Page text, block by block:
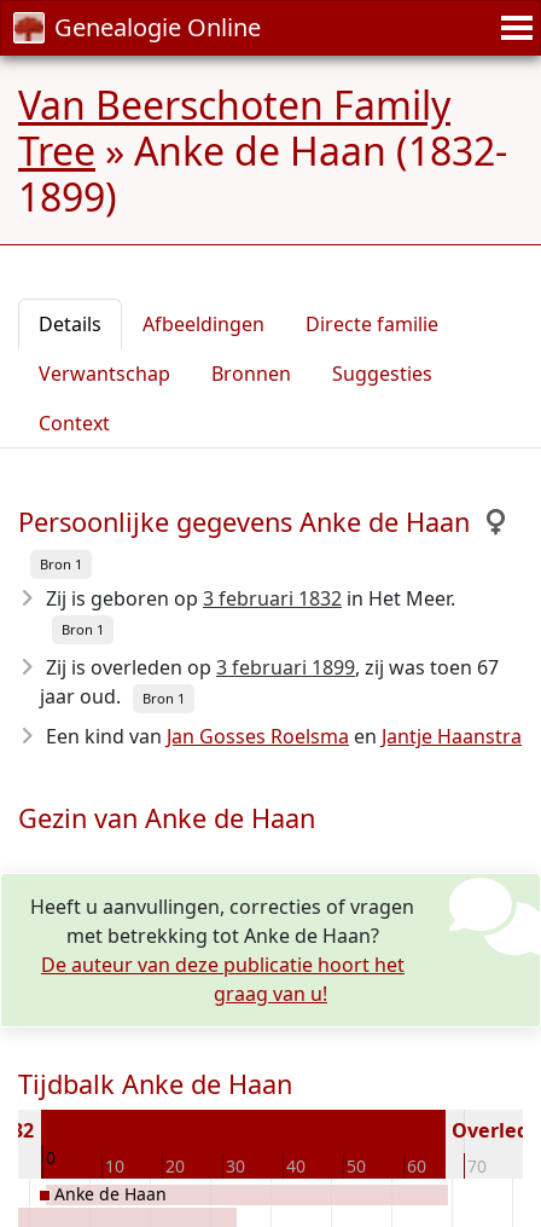
Genealogie Online
Van Beerschoten Family
Tree » Anke de Haan (1832-
1899)
Details Afbeeldingen
Directe familie
Verwantschap
Bronnen
Suggesties
Context
Persoonlijke gegevens Anke de Haan
Bron 1
Zij is geboren op 3 februari 1832 in Het Meer.
Bron 1
Zij is overleden op 3 februari 1899, zij was toen 67
jaar oud.
Bron 1
Een kind van Jan Gosses Roelsma en Jantje Haanstra
Gezin van Anke de Haan
Heeft u aanvullingen, correcties of vragen
met betrekking tot Anke de Haan?
De auteur van deze publicatie hoort het
graag van u!
Tijdbalk Anke de Haan
0 10 20 30 40 50 60 70
Anke de Haan